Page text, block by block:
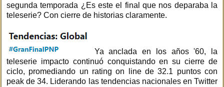
segunda temporada ¿Es este el final que nos deparaba la
teleserie? Con cierre de historias claramente.
Ya anclada en los años '60, la
teleserie impacto continuó conquistando en su cierre de
ciclo, promediando un rating on line de 32.1 puntos con
peak de 34. Liderando las tendencias nacionales en Twitter